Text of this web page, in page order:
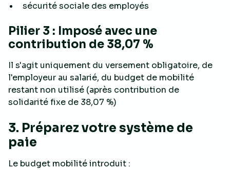
sécurité sociale des employés
Pilier 3 : Imposé avec une
contribution de 38,07 %
Il s'agit uniquement du versement obligatoire, de
l'employeur au salarié, du budget de mobilité
restant non utilisé (après contribution de
solidarité fixe de 38,07 %)
3. Préparez votre système de
paie
Le budget mobilité introduit :